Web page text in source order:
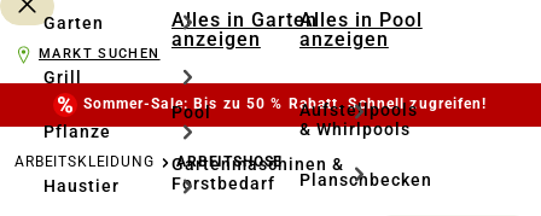
Garten
Grill
Pflanze
Haustier
Alles in Garten
anzeigen
Pool
Gartenmaschinen &
Forstbedarf
Alles in Pool
anzeigen
Aufstellpools
& Whirlpools
Planschbecken
MARKT SUCHEN
Sommer-Sale: Bis zu 50 % Rabatt. Schnell zugreifen!
ARBEITSKLEIDUNG ARBEITSHOSE